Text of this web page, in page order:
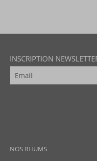
INSCRIPTION
NOS RHUMS